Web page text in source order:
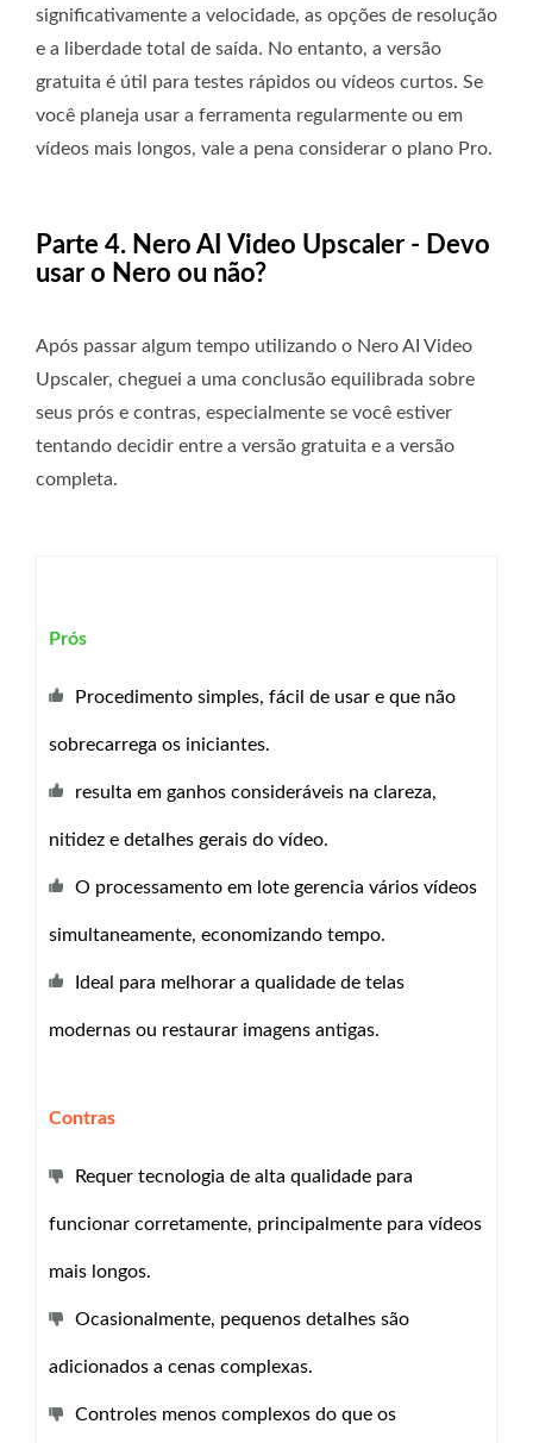
significativamente a velocidade, as opções de resolução
e a liberdade total de saída. No entanto, a versão
gratuita é útil para testes rápidos ou vídeos curtos. Se
você planeja usar a ferramenta regularmente ou em
vídeos mais longos, vale a pena considerar o plano Pro.
Parte 4. Nero AI Video Upscaler - Devo
usar o Nero ou não?
Após passar algum tempo utilizando o Nero AI Video
Upscaler, cheguei a uma conclusão equilibrada sobre
seus prós e contras, especialmente se você estiver
tentando decidir entre a versão gratuita e a versão
completa.
Prós
Procedimento simples, fácil de usar e que não
sobrecarrega os iniciantes.
resulta em ganhos consideráveis ​​na clareza,
nitidez e detalhes gerais do vídeo.
O processamento em lote gerencia vários vídeos
simultaneamente, economizando tempo.
Ideal para melhorar a qualidade de telas
modernas ou restaurar imagens antigas.
Contras
Requer tecnologia de alta qualidade para
funcionar corretamente, principalmente para vídeos
mais longos.
Ocasionalmente, pequenos detalhes são
adicionados a cenas complexas.
Controles menos complexos do que os